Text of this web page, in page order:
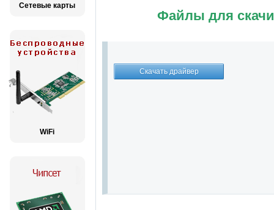
Сетевые карты
WiFi
Файлы для